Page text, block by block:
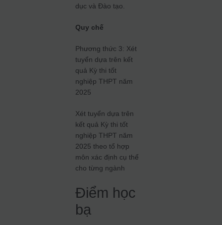
dục và Đào tạo.
Quy chế
Phương thức 3: Xét
tuyển dựa trên kết
quả Kỳ thi tốt
nghiệp THPT năm
2025
Xét tuyển dựa trên
kết quả Kỳ thi tốt
nghiệp THPT năm
2025 theo tổ hợp
môn xác định cụ thể
cho từng ngành
Điểm học
bạ